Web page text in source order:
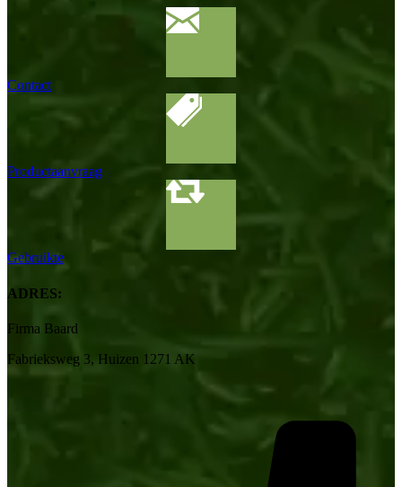
Contact
Productaanvraag
Gebruikte
ADRES:
Firma Baard
Fabrieksweg 3, Huizen 1271 AK